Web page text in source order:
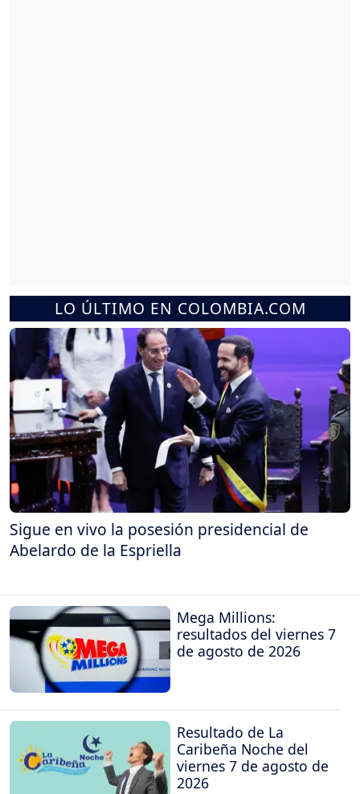
LO ÚLTIMO EN COLOMBIA.COM
Sigue en vivo la posesión presidencial de
Abelardo de la Espriella
Mega Millions:
resultados del viernes 7
de agosto de 2026
Resultado de La
Caribeña Noche del
viernes 7 de agosto de
2026